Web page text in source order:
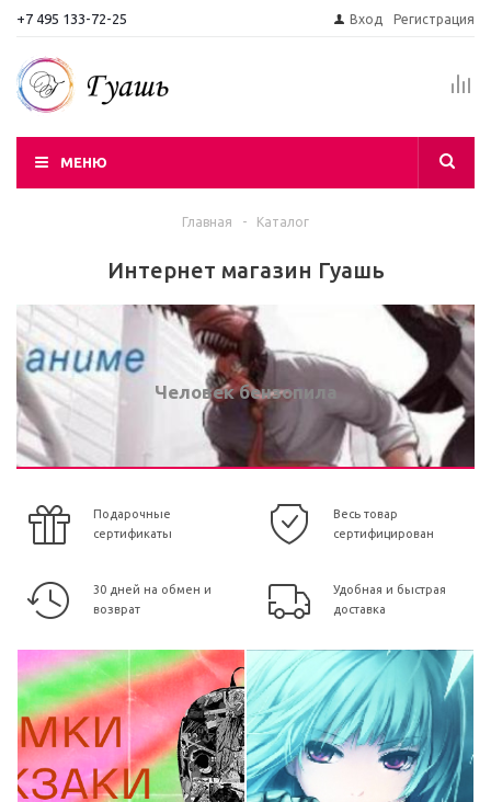
+7 495 133-72-25 Вход Регистрация
МЕНЮ
Главная - Каталог
Интернет магазин Гуашь
Человек бензопила
Подарочные
сертификаты
Весь товар
сертифицирован
30 дней на обмен и
возврат
Удобная и быстрая
доставка